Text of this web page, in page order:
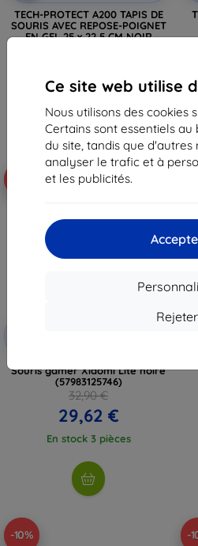
Ce site web utilise
Nous utilisons des cookies
Certains sont essentiels
du site, tandis que d'autres
analyser le trafic et à
et les publicités.
Rejeter
TECH-PROTECT A200 TAPIS DE
SOURIS AVEC REPOSE-POIGNET
EN GEL 25 x 22,5 CM NOIR
18,82 €
En stock > 5 pièces
Souris gamer Xiaomi Lite noire
(57983125746)
32,90 €
29,62 €
En stock 3 pièces
-10% -